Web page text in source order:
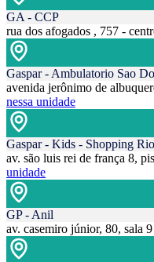
GA - CCP
rua dos afogados , 757 -
Gaspar - Ambulatorio Sao
avenida jerônimo de
nessa unidade
Gaspar - Kids - Shopping
av. são luis rei de frança 8,
unidade
GP - Anil
av. casemiro júnior, 80, sala